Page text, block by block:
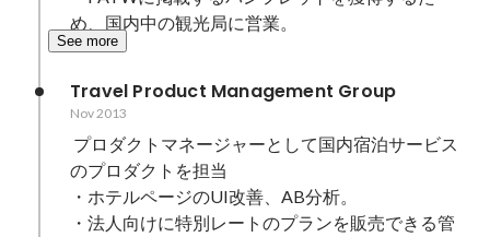
め、国内中の観光局に営業。
See more
Travel Product Management Group
Nov 2013
のプロダクトを担当
・ホテルページのUI改善、AB分析。
・法人向けに特別レートのプランを販売できる管